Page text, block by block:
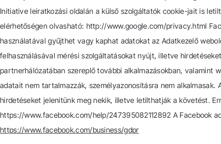
Initiative leiratkozási oldalán a külső szolgáltatók cookie-jait is
elérhetőségen olvasható: http://www.google.com/privacy.html
használatával gyűjthet vagy kaphat adatokat az Adatkezelő
felhasználásával mérési szolgáltatásokat nyújt, illetve
partnerhálózatában szereplő további alkalmazásokban, valamint
adatait nem tartalmazzák, személyazonosításra nem
hirdetéseket jelenítünk meg nekik, illetve letilthatják a követést.
https://www.facebook.com/help/247395082112892 A Facebook
https://www.facebook.com/business/gdpr